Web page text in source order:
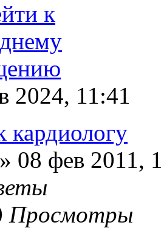
2024, 11:41
кардиологу
» 08 фев 2011,
Просмотры